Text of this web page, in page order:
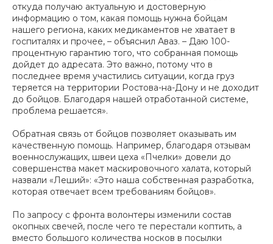
откуда получаю актуальную и достоверную
информацию о том, какая помощь нужна бойцам
нашего региона, каких медикаментов не хватает в
госпиталях и прочее, – объяснил Аваз. – Даю 100-
процентную гарантию того, что собранная помощь
дойдет до адресата. Это важно, потому что в
последнее время участились ситуации, когда груз
теряется на территории Ростова-на-Дону и не доходит
до бойцов. Благодаря нашей отработанной системе,
проблема решается».
Обратная связь от бойцов позволяет оказывать им
качественную помощь. Например, благодаря отзывам
военнослужащих, швеи цеха «Пчелки» довели до
совершенства макет маскировочного халата, который
назвали «Леший»: «Это наша собственная разработка,
которая отвечает всем требованиям бойцов».
По запросу с фронта волонтеры изменили состав
окопных свечей, после чего те перестали коптить, а
вместо большого количества носков в посылки